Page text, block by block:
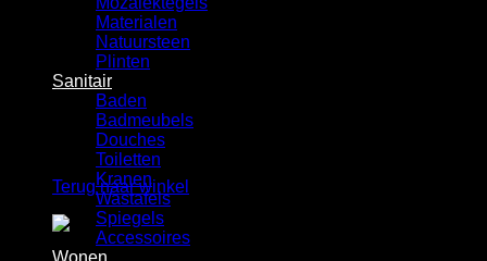
Winkelwagen
Geen producten in de winkelwagen.
Terug naar winkel
Materialen
Natuursteen
Plinten
Sanitair
Baden
Badmeubels
Douches
Toiletten
Kranen
Wastafels
Spiegels
Accessoires
Wonen